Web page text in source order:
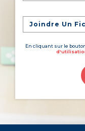
Joindre Un
En cliquant sur le